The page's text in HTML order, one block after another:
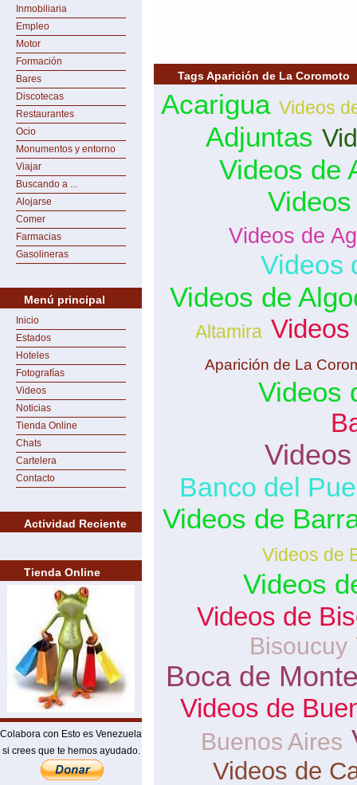
Inmobiliaria
Empleo
Motor
Formación
Bares
Discotecas
Restaurantes
Ocio
Monumentos y entorno
Viajar
Buscando a ...
Alojarse
Comer
Farmacias
Gasolineras
Menú principal
Inicio
Estados
Hoteles
Fotografías
Videos
Noticias
Tienda Online
Chats
Cartelera
Contacto
Actividad Reciente
Tienda Online
Colabora con Esto es Venezuela
si crees que te hemos ayudado.
Tags Aparición de La Coromoto
Acarigua Videos
Adjuntas
Videos de
Videos de
Videos
Videos de
Altamira Videos
Aparición de La
Videos
Banco del
Videos de
Videos de
Videos
Videos de
Bisoucuy
Boca de
Videos de
Buenos Aires
Videos de